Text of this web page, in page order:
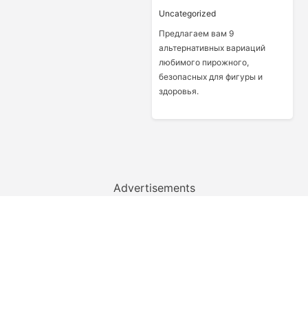
Uncategorized
Предлагаем вам 9
альтернативных вариаций
любимого пирожного,
безопасных для фигуры и
здоровья.
Advertisements